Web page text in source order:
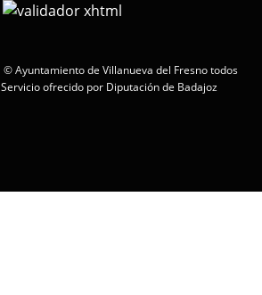
© Ayuntamiento de Villanueva del Fresno todos
Servicio ofrecido por Diputación de Badajoz